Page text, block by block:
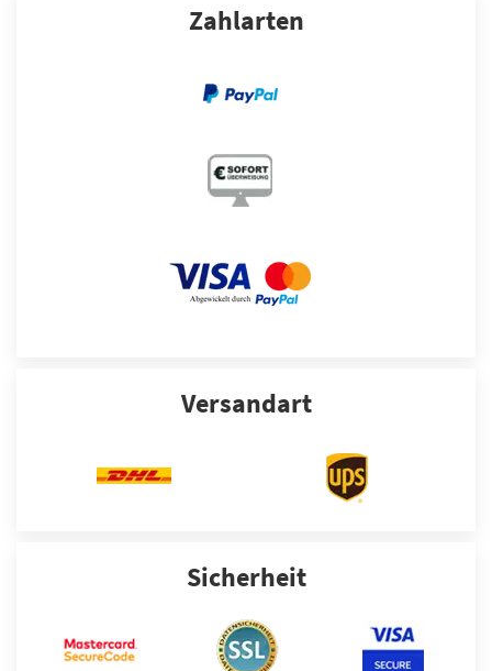
Zahlarten
Versandart
Sicherheit